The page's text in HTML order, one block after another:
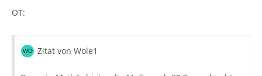
OT:
Zitat von Wole1